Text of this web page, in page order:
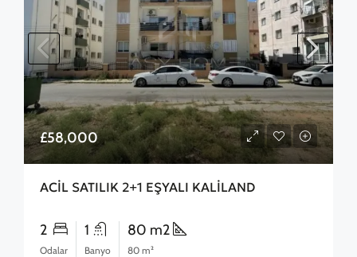
£58,000
ACİL SATILIK 2+1 EŞYALI KALİLAND
2
Odalar
1
Banyo
80 m2
80 m²